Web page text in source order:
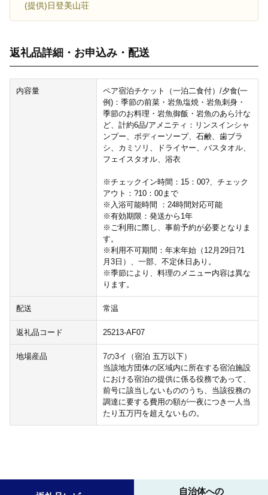
(提供)日登美山荘
返礼品詳細・お申込み・配送
内容量
ペア宿泊チケット（一泊二食付）/夕食(一
例)：季節の前菜・岩魚塩焼・岩魚刺身・
季節のお料理・岩魚御飯・岩魚のあら汁な
ど、計約6品/アメニティ：リンスインシャ
ンプー、ボディーソープ、石鹸、歯ブラ
シ、カミソリ、ドライヤー、バスタオル、
フェイスタオル、浴衣
※チェックイン時間：15：00?、チェック
アウト：?10：00まで
※入浴可能時間 ：24時間対応可能
※有効期限：発送から1年
※ご利用に際し、事前予約が必要となりま
す。
※利用不可期間：年末年始（12月29日?1
月3日）、一部、不定休日あり。
※季節により、料理のメニュー内容は異な
ります。
配送 常温
返礼品コード 25213-AF07
地場産品
7の3イ（宿泊 五万以下）
当該地方団体の区域内に所在する宿泊施設
における宿泊の提供に係る役務であって、
前号に該当しないもののうち、当該役務の
調達に要する費用の額が一夜につき一人当
たり五万円を超えないもの。
自治体への